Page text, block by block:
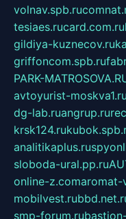
volnav.spb.ru
tesiaes.rucard.com.ru
gildiya-kuznecov.ru
griffoncom.spb.ru
PARK-
avtoyurist-moskva1.ru
dg-lab.ruangrup.ru
krsk124.ru
analitikaplus.ru
sloboda-ural.pp.ru
online-z.comaromat-
mobilvest.ru
smp-forum.ru